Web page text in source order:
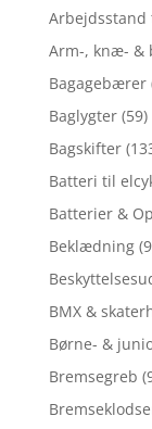
Arbejdsstand
Arm-, knæ- &
Bagagebærer
Baglygter (59)
Bagskifter
Batteri til
Batterier &
Beklædning
BMX &
Børne- &
Bremsegreb